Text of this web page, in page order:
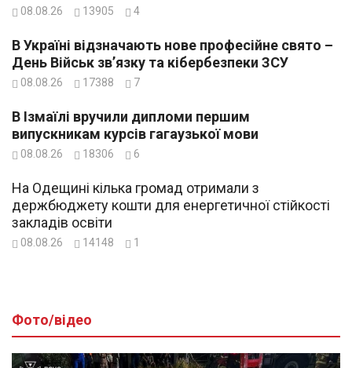
08.08.26 13905 4
В Україні відзначають нове професійне свято –
День Військ зв’язку та кібербезпеки ЗСУ
08.08.26 17388 7
В Ізмаїлі вручили дипломи першим
випускникам курсів гагаузької мови
08.08.26 18306 6
На Одещині кілька громад отримали з
держбюджету кошти для енергетичної стійкості
закладів освіти
08.08.26 14148 1
Фото/відео